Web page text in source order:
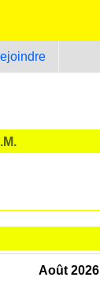
Août 2026